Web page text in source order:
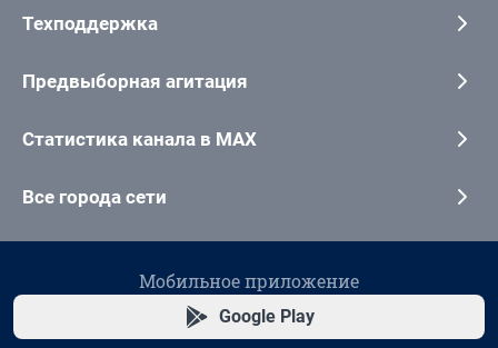
Техподдержка
Предвыборная агитация
Статистика канала в MAX
Все города сети
Мобильное приложение
Google Play